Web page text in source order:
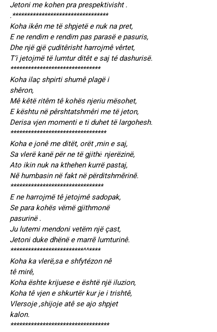
Jetoni me kohen pra prespektivisht .
.*********************************
Koha ikên me të shpjetë e nuk na pret,
E ne rendim e rendim pas parasë e pasuris,
Dhe një gjë çuditêrisht harrojmê vêrtet,
T‘i jetojmë të lumtur ditêt e saj té dashurisë.
*******************************
Koha ilaç shpirti shumê plagë i
shêron,
Mê kêtë ritêm tê kohës njeriu mësohet,
E kështu në pêrshtatshmêri me të jeton,
Derisa vjen momenti e ti duhet të largohesh.
*********************************
Koha e jonê me ditët, orët ,min e saj,
Sa vlerë kanë për ne të gjithė njerëzinë,
Ato ikin nuk na kthehen kurrë pastaj,
Nē humbasin në fakt në përditshmērinē.
********************************
E ne harrojmë tê jetojmê sadopak,
Se para kohës vëmë gjithmonë
pasurinë .
Ju lutemi mendoni vetëm një çast,
Jetoni duke dhënë e marrē lumturinê.
*************************^^****
Koha ka vlerë,sa e shfytézon nê
tê mirê,
Koha ështe krijuese e është një iluzion,
Koha tê vjen e shkurtër kur je i trishtê,
Vlersoje ,shijoje atê se ajo shpjet
kalon.
**********************************